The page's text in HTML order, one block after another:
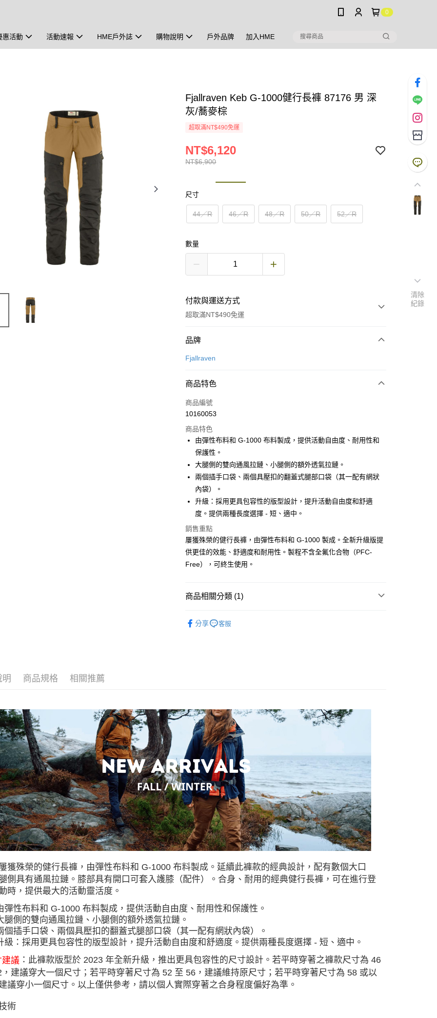
0
惠活動 活動速報 HME戶外誌 購物說明 戶外品牌 加入HME
Fjallraven Keb G-1000健行長褲 87176 男 深
灰/蕎麥棕
超取滿NT$490免運
NT$6,900
NT$6,120
尺寸
44／R 46／R 48／R 50／R 52／R
數量
付款與運送方式
超取滿NT$490免運
付款方式
信用卡一次付款
合作金庫商業銀行
華南商業銀行
上海商業儲蓄銀行
國泰世華商業銀行
兆豐國際商業銀行
臺灣中小企業銀行
聯邦商業銀行
遠東國際商業銀行
元大商業銀行
永豐商業銀行
玉山商業銀行
台新國際商業銀行
中國信託商業銀行
台灣樂天信用卡公司
超商取貨付款
LINE Pay
Apple Pay
ATM付款
全家取貨付款
每筆NT$60，滿NT$490(含以上)免運費
付款後全家取貨
每筆NT$60，滿NT$490(含以上)免運費
每筆NT$60，滿NT$490(含以上)免運費
免運費
品牌
Fjallraven
商品特色
商品編號
10160053
商品特色
由彈性布料和 G-1000 布料製成，提供活動自由度、耐用性和
保護性。
大腿側的雙向通風拉鏈、小腿側的額外透氣拉鏈。
兩個插手口袋、兩個具壓扣的翻蓋式腿部口袋（其一配有網狀
內袋）。
升級：採用更具包容性的版型設計，提升活動自由度和舒適
度。提供兩種長度選擇 - 短、適中。
銷售重點
屢獲殊榮的健行長褲，由彈性布料和 G-1000 製成。全新升級版提
供更佳的效能、舒適度和耐用性。製程不含全氟化合物（PFC-
Free），可終生使用。
商品相關分類 (1)
分享
客服
明 商品規格 相關推薦
獲殊榮的健行長褲，由彈性布料和 G-1000 布料製成。延續此褲款的經典設計，配有數個大口
側具有通風拉鏈。膝部具有開口可套入護膝（配件）。合身、耐用的經典健行長褲，可在進行登
時，提供最大的活動靈活度。
彈性布料和 G-1000 布料製成，提供活動自由度、耐用性和保護性。
腿側的雙向通風拉鏈、小腿側的額外透氣拉鏈。
個插手口袋、兩個具壓扣的翻蓋式腿部口袋（其一配有網狀內袋）。
級：採用更具包容性的版型設計，提升活動自由度和舒適度。提供兩種長度選擇 - 短、適中。
建議 ：此褲款版型於 2023 年全新升級，推出更具包容性的尺寸設計。若平時穿著之褲款尺寸為 46
建議穿大一個尺寸；若平時穿著尺寸為 52 至 56，建議維持原尺寸；若平時穿著尺寸為 58 或以
議穿小一個尺寸。以上僅供參考，請以個人實際穿著之合身程度偏好為準。
術
清除
紀錄